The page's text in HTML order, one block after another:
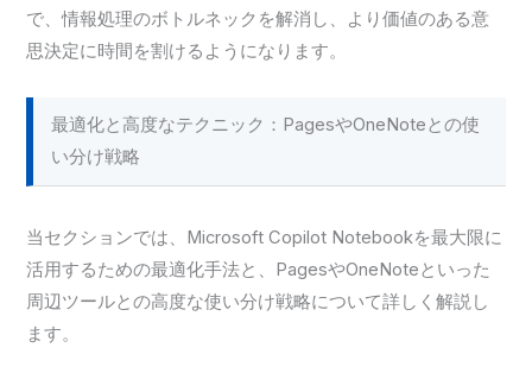
で、情報処理のボトルネックを解消し、より価値のある意
思決定に時間を割けるようになります。
最適化と高度なテクニック：PagesやOneNoteとの使
い分け戦略
当セクションでは、Microsoft Copilot Notebookを最大限に
活用するための最適化手法と、PagesやOneNoteといった
周辺ツールとの高度な使い分け戦略について詳しく解説し
ます。